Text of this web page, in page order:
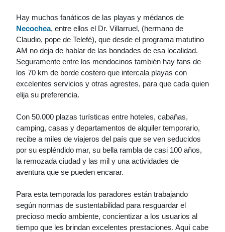
Hay muchos fanáticos de las playas y médanos de
Necochea, entre ellos el Dr. Villarruel, (hermano de
Claudio, pope de Telefé), que desde el programa matutino
AM no deja de hablar de las bondades de esa localidad.
Seguramente entre los mendocinos también hay fans de
los 70 km de borde costero que intercala playas con
excelentes servicios y otras agrestes, para que cada quien
elija su preferencia.
Con 50.000 plazas turísticas entre hoteles, cabañas,
camping, casas y departamentos de alquiler temporario,
recibe a miles de viajeros del país que se ven seducidos
por su espléndido mar, su bella rambla de casi 100 años,
la remozada ciudad y las mil y una actividades de
aventura que se pueden encarar.
Para esta temporada los paradores están trabajando
según normas de sustentabilidad para resguardar el
precioso medio ambiente, concientizar a los usuarios al
tiempo que les brindan excelentes prestaciones. Aquí cabe